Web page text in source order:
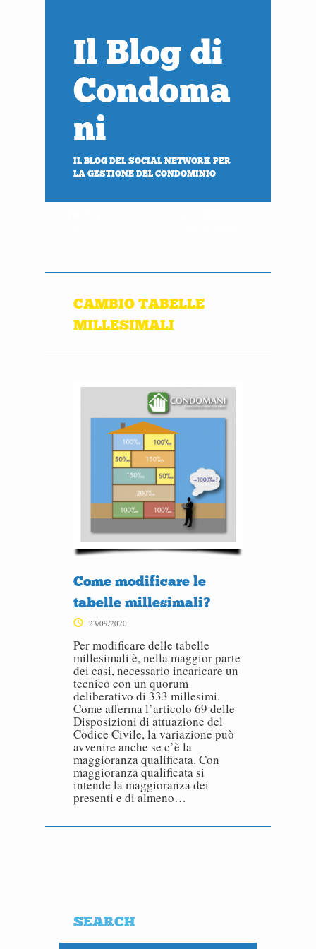
Il Blog di
Condoma
ni
IL BLOG DEL SOCIAL NETWORK PER
LA GESTIONE DEL CONDOMINIO
CAMBIO TABELLE
MILLESIMALI
Come modificare le
tabelle millesimali?
23/09/2020
Per modificare delle tabelle
millesimali è, nella maggior parte
dei casi, necessario incaricare un
tecnico con un quorum
deliberativo di 333 millesimi.
Come afferma l’articolo 69 delle
Disposizioni di attuazione del
Codice Civile, la variazione può
avvenire anche se c’è la
maggioranza qualificata. Con
maggioranza qualificata si
intende la maggioranza dei
presenti e di almeno…
SEARCH